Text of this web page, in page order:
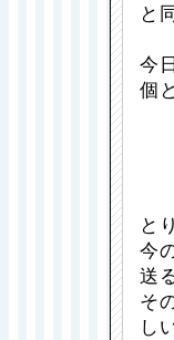
と
今
個
と
今
送
そ
し